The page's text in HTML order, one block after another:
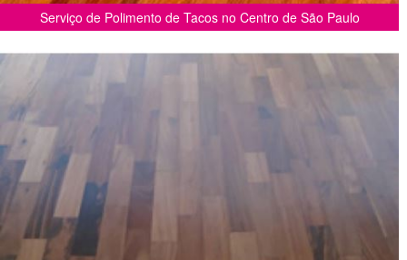
Serviço de Polimento de Tacos no Centro de São Paulo